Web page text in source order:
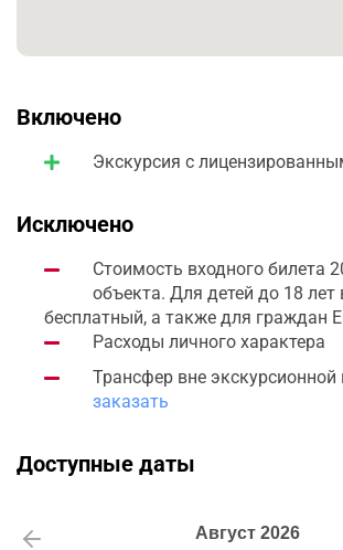
проходила политическая жизнь
древнюю столицу Македонии, и именно
государства времён Филиппа II и
Во время экскурсии вы узнаете:
как Пелла стала столицей
где родился и вырос Александр
как воспитывался будущий
как выглядел один из самых
какие открытия сделали археологи
Эта экскурсия идеально подходит для
Включено
Экскурсия с
Исключено
Стоимость входного билета
объекта. Для детей до 18 лет
бесплатный, а также для граждан
Расходы личного характера
Трансфер вне
заказать
Доступные даты
Август 2026